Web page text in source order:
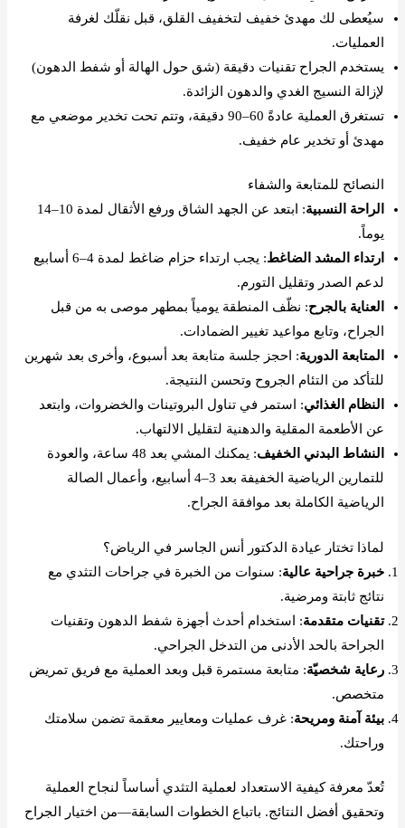
سيُعطى لك مهدئ خفيف لتخفيف القلق، قبل نقلّك لغرفة
العمليات.
يستخدم الجراح تقنيات دقيقة (شق حول الهالة أو شفط الدهون)
لإزالة النسيج الغدي والدهون الزائدة.
تستغرق العملية عادةً 60–90 دقيقة، وتتم تحت تخدير موضعي مع
مهدئ أو تخدير عام خفيف.
النصائح للمتابعة والشفاء
الراحة النسبية
: ابتعد عن الجهد الشاق ورفع الأثقال لمدة 10–14
يوماً.
ارتداء المشد الضاغط
: يجب ارتداء حزام ضاغط لمدة 4–6 أسابيع
لدعم الصدر وتقليل التورم.
العناية بالجرح: نظّف المنطقة يومياً بمطهر موصى به من قبل
الجراح، وتابع مواعيد تغيير الضمادات.
المتابعة الدورية: احجز جلسة متابعة بعد أسبوع، وأخرى بعد شهرين
للتأكد من التئام الجروح وتحسن النتيجة.
النظام الغذائي: استمر في تناول البروتينات والخضروات، وابتعد
عن الأطعمة المقلية والدهنية لتقليل الالتهاب.
النشاط البدني الخفيف
: يمكنك المشي بعد 48 ساعة، والعودة
للتمارين الرياضية الخفيفة بعد 3–4 أسابيع، وأعمال الصالة
الرياضية الكاملة بعد موافقة الجراح.
لماذا تختار عيادة الدكتور أنس الجاسر في الرياض؟
خبرة جراحية عالية: سنوات من الخبرة في جراحات التثدي مع
نتائج ثابتة ومرضية.
تقنيات متقدمة: استخدام أحدث أجهزة شفط الدهون وتقنيات
الجراحة بالحد الأدنى من التدخل الجراحي.
رعاية شخصيّة: متابعة مستمرة قبل وبعد العملية مع فريق تمريض
متخصص.
بيئة آمنة ومريحة: غرف عمليات ومعايير معقمة تضمن سلامتك
وراحتك.
تُعدّ معرفة كيفية الاستعداد لعملية التثدي أساساً لنجاح العملية
وتحقيق أفضل النتائج. باتباع الخطوات السابقة—من اختيار الجراح